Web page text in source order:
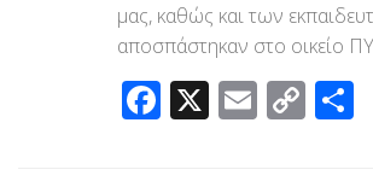
μας, καθώς και των
αποσπάστηκαν στο οικείο
Facebook
X Email
Copy